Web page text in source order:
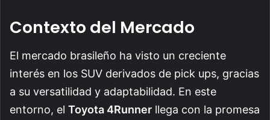
Contexto del Mercado
El mercado brasileño ha visto un creciente
interés en los SUV derivados de pick ups, gracias
a su versatilidad y adaptabilidad. En este
entorno, el Toyota 4Runner llega con la promesa